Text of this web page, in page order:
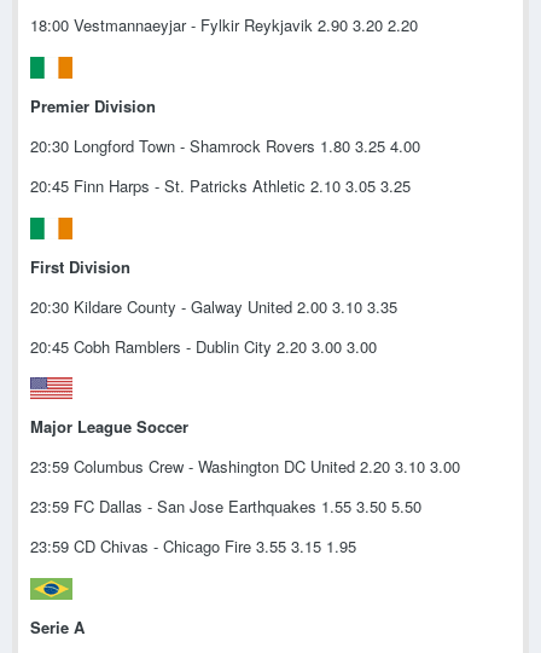
18:00 Vestmannaeyjar - Fylkir Reykjavik 2.90 3.20 2.20
Premier Division
20:30 Longford Town - Shamrock Rovers 1.80 3.25 4.00
20:45 Finn Harps - St. Patricks Athletic 2.10 3.05 3.25
First Division
20:30 Kildare County - Galway United 2.00 3.10 3.35
20:45 Cobh Ramblers - Dublin City 2.20 3.00 3.00
Major League Soccer
23:59 Columbus Crew - Washington DC United 2.20 3.10 3.00
23:59 FC Dallas - San Jose Earthquakes 1.55 3.50 5.50
23:59 CD Chivas - Chicago Fire 3.55 3.15 1.95
Serie A